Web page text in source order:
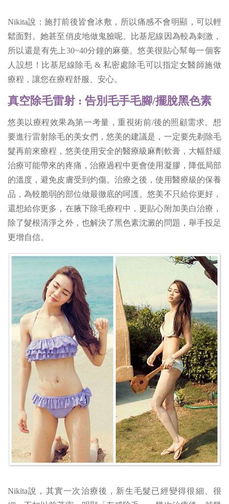
Nikita說：施打前後皆會冰敷，所以痛感不會明顯，可以輕
鬆面對。她甚至俏皮地做鬼臉呢。比基尼線因為較為刺激，
所以還是有先上30~40分鐘的麻藥。悠美很貼心幫每一個客
人設想！比基尼線除毛 & 私密處除毛可以指定女醫師施做
療程，讓您在療程舒服、安心。
真空除毛雷射 : 告別毛手毛腳/擺脫黑色素
悠美以療程效果為第一考量，重視術前/後的照顧需求。想
要進行雷射除毛的美女們，悠美的建議是，一定要先剃除毛
髮再前來療程，悠美使用安全的醫療級麻劑軟膏，大幅舒緩
治療可能帶來的疼痛，治療過程中更會使用凝膠，降低局部
的溫度，避免皮膚受到灼傷。治療之後，使用醫療級的保養
品，為較脆弱的部位做最徹底的呵護。悠美不只給你更好，
還想給你更多，在腋下除毛療程中，更貼心附加美白治療，
除了髮根清淨之外，也解決了黑色素沈澱的問題，舉手投足
更增自信。
Nikita說，其實一次治療後，新生毛髮已經變得很細、很